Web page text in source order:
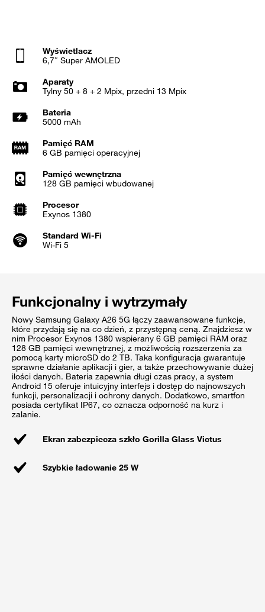
Wyświetlacz
6,7″ Super AMOLED
Aparaty
Tylny 50 + 8 + 2 Mpix, przedni 13 Mpix
Bateria
5000 mAh
Pamięć RAM
6 GB pamięci operacyjnej
Pamięć wewnętrzna
128 GB pamięci wbudowanej
Procesor
Exynos 1380
Standard Wi-Fi
Wi-Fi 5
Funkcjonalny i wytrzymały
Nowy Samsung Galaxy A26 5G łączy zaawansowane funkcje,
które przydają się na co dzień, z przystępną ceną. Znajdziesz w
nim Procesor Exynos 1380 wspierany 6 GB pamięci RAM oraz
128 GB pamięci wewnętrznej, z możliwością rozszerzenia za
pomocą karty microSD do 2 TB. Taka konfiguracja gwarantuje
sprawne działanie aplikacji i gier, a także przechowywanie dużej
ilości danych. Bateria zapewnia długi czas pracy, a system
Android 15 oferuje intuicyjny interfejs i dostęp do najnowszych
funkcji, personalizacji i ochrony danych. Dodatkowo, smartfon
posiada certyfikat IP67, co oznacza odporność na kurz i
zalanie.
Ekran zabezpiecza szkło Gorilla Glass Victus
Szybkie ładowanie 25 W